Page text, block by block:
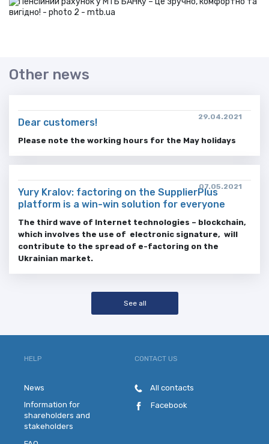
Other news
29.04.2021
Dear customers!
Please note the working hours for the May holidays
07.05.2021
Yury Kralov: factoring on the SupplierPlus
platform is a win-win solution for everyone
The third wave of Internet technologies – blockchain,
which involves the use of electronic signature, will
contribute to the spread of e-factoring on the
Ukrainian market.
See all
HELP
News
Information for
shareholders and
stakeholders
CONTACT US
All contacts
Facebook